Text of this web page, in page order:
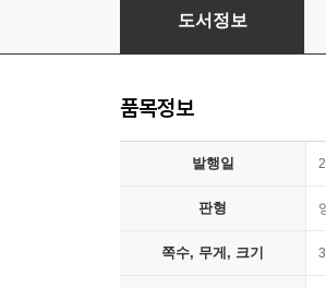
보살계본소(菩薩戒本疏)
도서정보
품목정보
발행일
판형
쪽수, 무게, 크기